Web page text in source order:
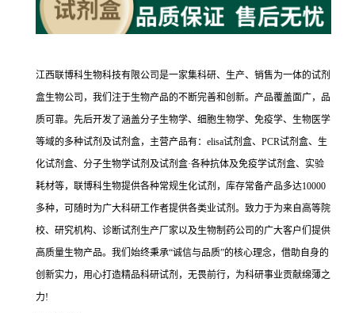
江西联博科生物科技有限公司是一家集科研、生产、销售为一体的试剂
盒生物公司，我们注于生物产品的不断完善和创新。产品覆盖面广，品
质可靠。先后开发了涵盖分子生物学、细胞生物学、免疫学、生物医学
等域的多种试剂及试剂盒，主营产品有：elisa试剂盒、PCR试剂盒、生
化试剂盒、分子生物学试剂及试剂盒·各种抗体及免疫学试剂盒、实验
耗材等，联博科生物提供各种常规生化试剂，库存常备产品多达10000
多种，可随时为广大科研工作者提供各类业试剂。致力于为来自高等院
校、研究机构、诊断试剂生产厂家以及生物制药公司的广大客户们提供
高质量生物产品。我们始终秉承“诚信与品质”的核心理念，借助自身的
创新实力，用心打造精品科研试剂，无畏前行，为科研事业贡献绵薄之
力!